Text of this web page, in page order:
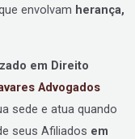
envolvam herança,
em Direito
Advogados
sede e atua quando
seus Afiliados em